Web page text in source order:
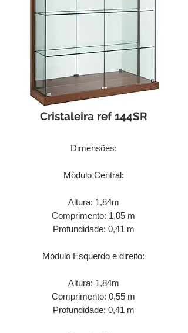
Cristaleira ref 144SR
Dimensões:
Módulo Central:
Altura: 1,84m
Comprimento: 1,05 m
Profundidade: 0,41 m
Módulo Esquerdo e direito:
Altura: 1,84m
Comprimento: 0,55 m
Profundidade: 0,41 m